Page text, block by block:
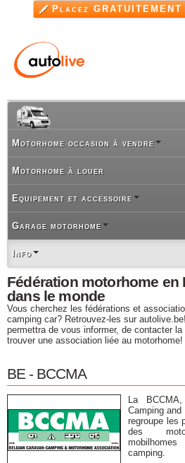
Aller au
contenu
principal
Placez
Motorhome occasion à vendre
Motorhome à louer
Equipement et accessoire
Garage motorhome
Info
Fédération motorhome en
dans le monde
Vous cherchez les fédérations et
camping car? Retrouvez-les sur
permettra de vous informer, de contacter
trouver une association liée au motorhome!
BE - BCCMA
La
Camping
regroupe les
des
camping.